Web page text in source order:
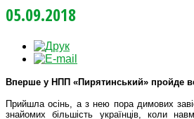
05.09.2018
Вперше у НПП «Пирятинський» пройде
Прийшла осінь, а з нею пора димових
знайомих більшість українців, коли